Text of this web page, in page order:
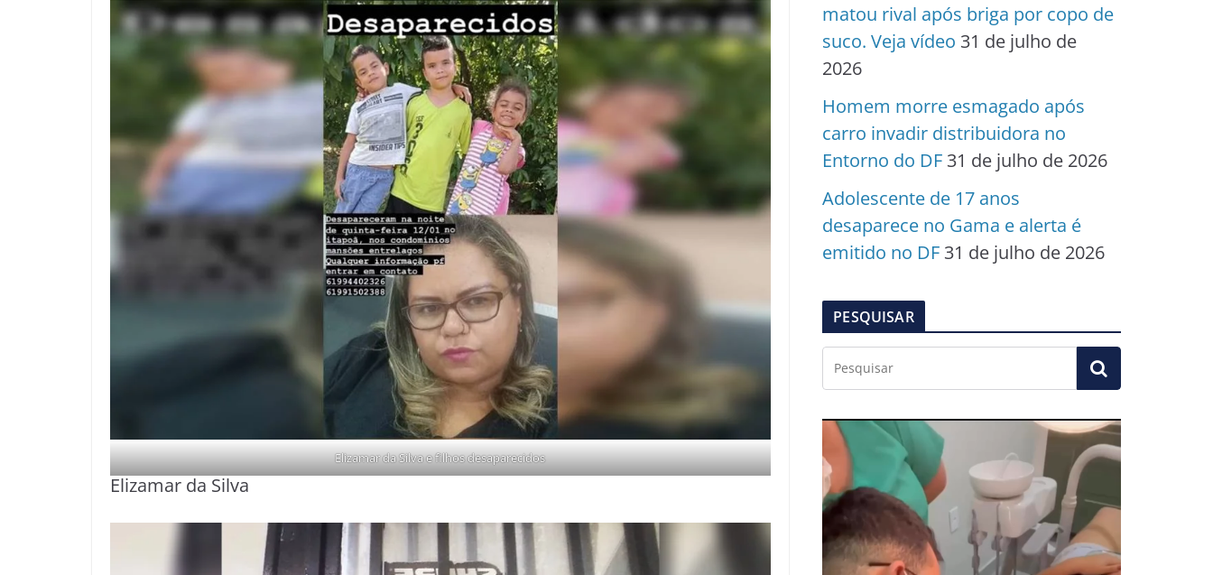
Elizamar da Silva e filhos desaparecidos
Elizamar da Silva
matou rival após briga por copo de
suco. Veja vídeo 31 de julho de
2026
Homem morre esmagado após
carro invadir distribuidora no
Entorno do DF 31 de julho de 2026
Adolescente de 17 anos
desaparece no Gama e alerta é
emitido no DF 31 de julho de 2026
PESQUISAR